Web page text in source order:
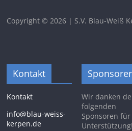
Copyright © 2026 | S.V. Blau-Weiß
Kontakt
Kontakt
info@blau-weiss-
kerpen.de
Wir danken
folgenden
Sponsoren
Unterstützung!